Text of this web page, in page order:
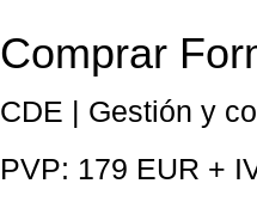
Comprar
CDE | Gestión y
PVP: 179 EUR +